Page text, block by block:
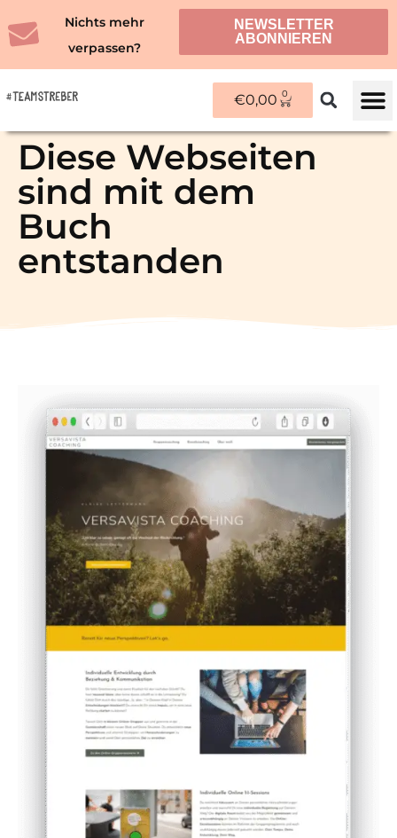
Inhalt
Nichts mehr
verpassen?
NEWSLETTER
ABONNIEREN
€0,00 0
WARENKORB
Diese Webseiten
sind mit dem
Buch
entstanden